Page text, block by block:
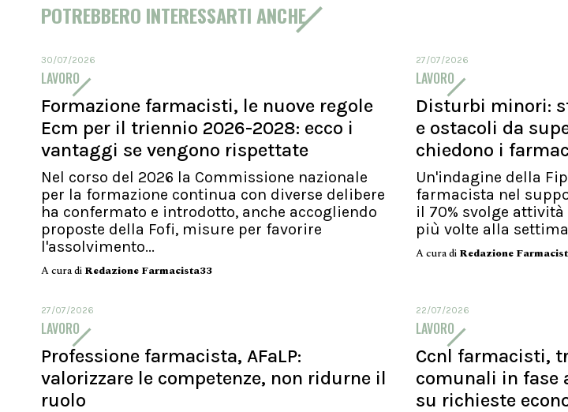
POTREBBERO INTERESSARTI ANCHE
30/07/2026
LAVORO
Formazione farmacisti, le nuove regole
Ecm per il triennio 2026-2028: ecco i
vantaggi se vengono rispettate
Nel corso del 2026 la Commissione nazionale
per la formazione continua con diverse delibere
ha confermato e introdotto, anche accogliendo
proposte della Fofi, misure per favorire
l'assolvimento...
A cura di Redazione Farmacista33
27/07/2026
LAVORO
Disturbi minori:
e ostacoli da
chiedono i
Un'indagine della
farmacista nel
il 70% svolge
più volte alla
A cura di Redazione
27/07/2026
LAVORO
Professione farmacista, AFaLP:
valorizzare le competenze, non ridurne il
ruolo
22/07/2026
LAVORO
Ccnl farmacisti,
comunali in fase
su richieste